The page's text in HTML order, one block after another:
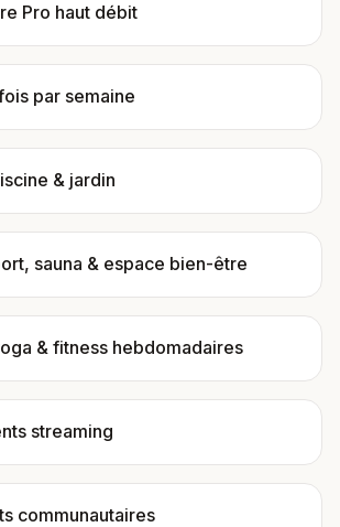
Pro haut débit
par semaine
& jardin
sauna & espace bien-être
& fitness hebdomadaires
streaming
communautaires